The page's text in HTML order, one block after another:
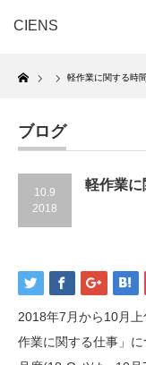
CIENS
Home
軽作業に関する時
ブログ
10.9
2018
軽作業に
2018年7月から10月
作業に関する仕事」